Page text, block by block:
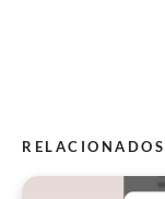
RELACIONADOS